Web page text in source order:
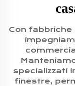
Con
specializzati
finestre,